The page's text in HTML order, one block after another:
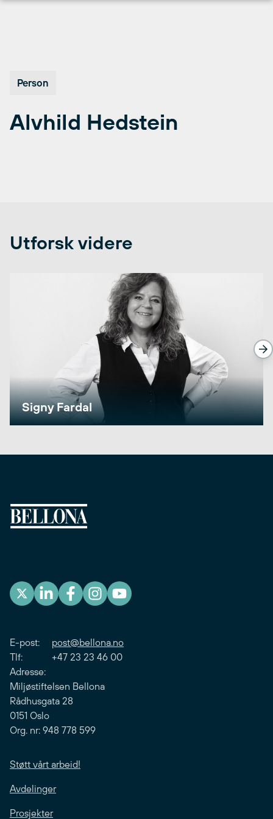
Person
Alvhild Hedstein
Utforsk videre
Signy Fardal
E-post: post@bellona.no
Tlf: +47 23 23 46 00
Adresse:
Miljøstiftelsen Bellona
Rådhusgata 28
0151 Oslo
Org. nr: 948 778 599
Støtt vårt arbeid!
Avdelinger
Prosjekter